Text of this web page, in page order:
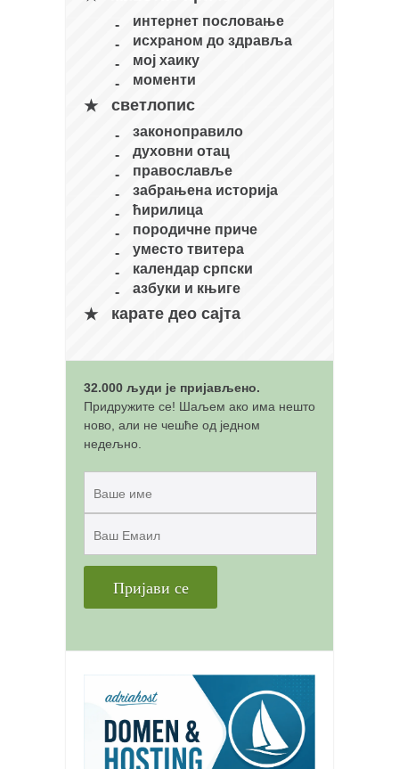
програм
снимци наступа
галерија клуба
чланарина
контакт
бесплатна е-књига
термини тренинга
интернет пословање
исхраном до здравља
мој хаику
моменти
светлопис
законоправило
духовни отац
православље
забрањена историја
ћирилица
породичне приче
уместо твитера
календар српски
азбуки и књиге
карате део сајта
32.000 људи је пријављено.
Придружите се! Шаљем ако има нешто
ново, али не чешће од једном
недељно.